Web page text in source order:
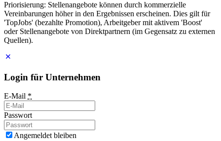
Priorisierung: Stellenangebote können durch kommerzielle
Vereinbarungen höher in den Ergebnissen erscheinen. Dies gilt für
'TopJobs' (bezahlte Promotion), Arbeitgeber mit aktivem 'Boost'
oder Stellenangebote von Direktpartnern (im Gegensatz zu externen
Quellen).
Login für Unternehmen
E-Mail *
Passwort
Angemeldet bleiben